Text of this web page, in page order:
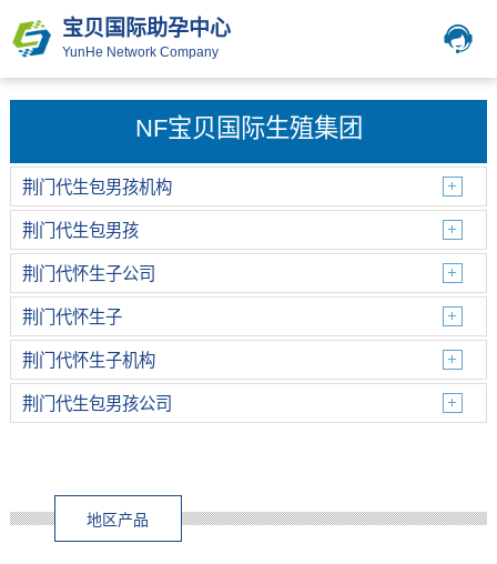
宝贝国际助孕中心
YunHe Network Company
NF宝贝国际生殖集团
荆门代生包男孩机构
荆门代生包男孩
荆门代怀生子公司
荆门代怀生子
荆门代怀生子机构
荆门代生包男孩公司
地区产品